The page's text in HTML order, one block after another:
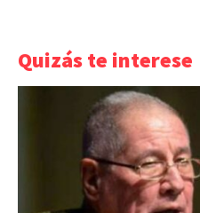
Quizás te interese